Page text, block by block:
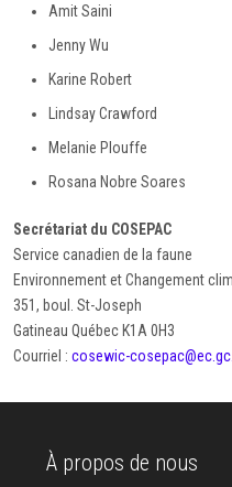
Amit Saini
Jenny Wu
Karine Robert
Lindsay Crawford
Melanie Plouffe
Rosana Nobre Soares
Secrétariat du COSEPAC
Service canadien de la faune
Environnement et Changement
351, boul. St-Joseph
Gatineau Québec K1A 0H3
Courriel : cosewic-
À propos de nous